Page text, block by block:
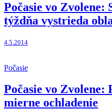
Počasie vo Zvolene:
týždňa vystrieda
4.5.2014
Počasie
Počasie vo Zvolene:
mierne ochladenie